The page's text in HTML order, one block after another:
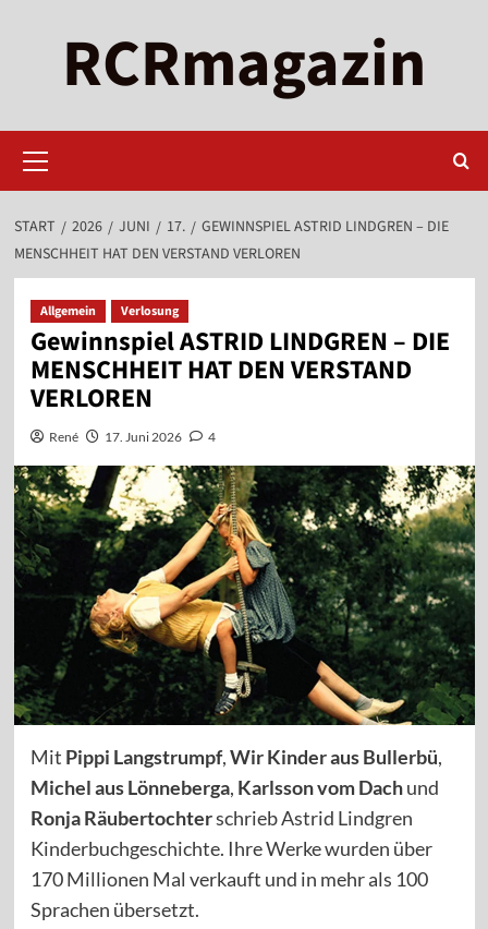
RCRmagazin
Menü
START 2026 JUNI 17.
GEWINNSPIEL ASTRID LINDGREN – DIE
MENSCHHEIT HAT DEN VERSTAND VERLOREN
Allgemein Verlosung
Gewinnspiel ASTRID LINDGREN – DIE
MENSCHHEIT HAT DEN VERSTAND
VERLOREN
René 17. Juni 2026 4
Mit Pippi Langstrumpf,Wir Kinder aus Bullerbü,
Michel aus Lönneberga, Karlsson vom Dachund
Ronja Räubertochterschrieb Astrid Lindgren
Kinderbuchgeschichte. Ihre Werke wurden über
170 Millionen Mal verkauft und in mehr als 100
Sprachen übersetzt.